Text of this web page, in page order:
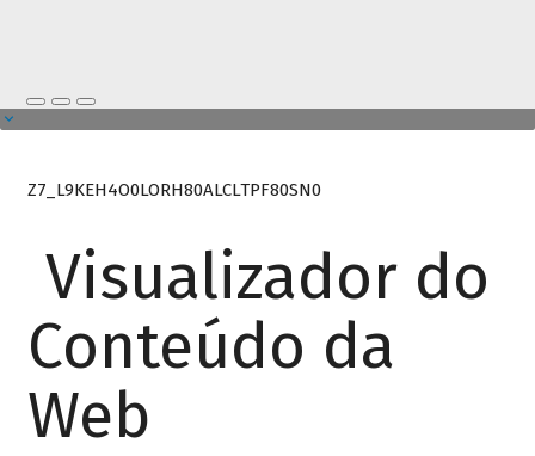
Z7_L9KEH4O0LORH80ALCLTPF80SN0
Visualizador do
Conteúdo da
Web